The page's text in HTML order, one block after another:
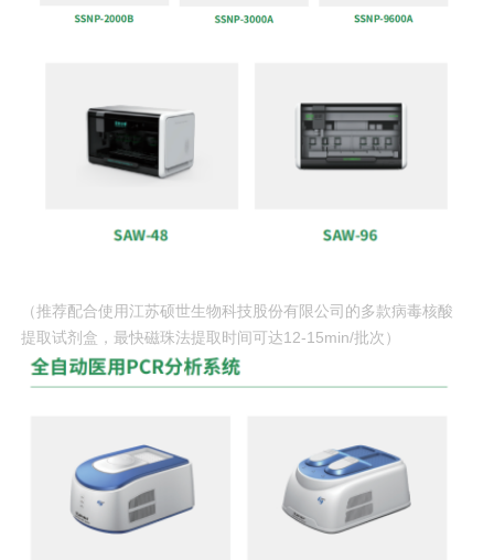
（推荐配合使用江苏硕世生物科技股份有限公司的多款病毒核酸
提取试剂盒，最快磁珠法提取时间可达12-15min/批次）